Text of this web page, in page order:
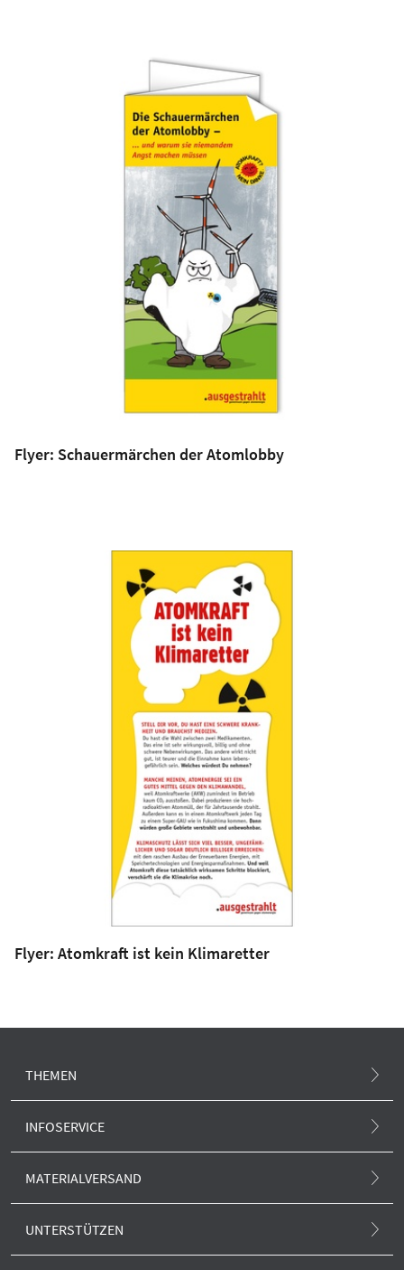
Flyer: Schauermärchen der Atomlobby
Flyer: Atomkraft ist kein Klimaretter
THEMEN
Atomunfall
Klima und Atom
Europa und Atom
Forschung und neue Reaktoren
INFOSERVICE
Newsletter
.ausgestrahlt-Blog
MATERIALVERSAND
Anti-Atom-Sonne
UNTERSTÜTZEN